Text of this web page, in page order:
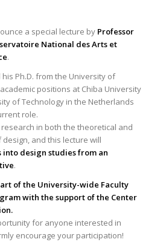
a special lecture by Professor
National des Arts et
.
Ph.D. from the University of
positions at Chiba University
of Technology in the Netherlands
role.
in both the theoretical and
and this lecture will
design studies from an
.
of the University-wide Faculty
with the support of the Center
for anyone interested in
encourage your participation!